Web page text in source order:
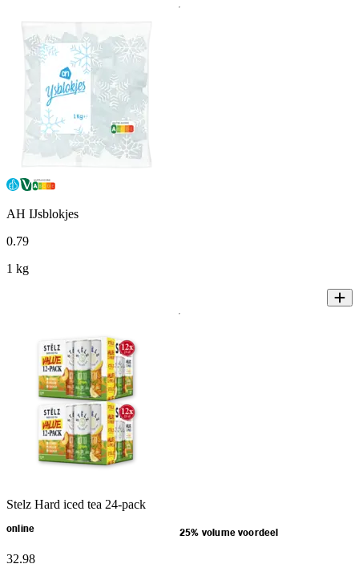
AH IJsblokjes
0.79
1 kg
Stelz Hard iced tea 24-pack
online 25% volume voordeel
32.98